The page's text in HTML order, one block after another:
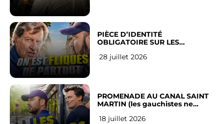
PIÈCE D’IDENTITÉ
OBLIGATOIRE SUR LES
Français
28 juillet 2026
PROMENADE AU CANAL SAINT
MARTIN (les gauchistes ne
18 juillet 2026